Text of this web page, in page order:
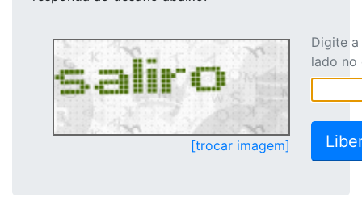
[trocar imagem]
Digite
lado no